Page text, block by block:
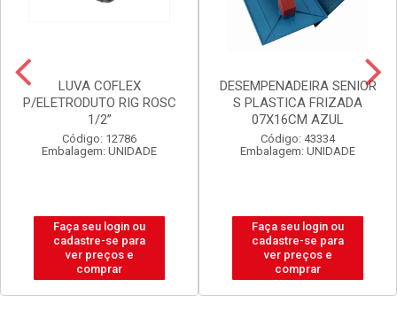
LUVA COFLEX
P/ELETRODUTO RIG ROSC
1/2”
Código: 12786
Embalagem: UNIDADE
Faça seu login ou
cadastre-se para
ver preços e
comprar
DESEMPENADEIRA SENIOR
S PLASTICA FRIZADA
07X16CM AZUL
Código: 43334
Embalagem: UNIDADE
Faça seu login ou
cadastre-se para
ver preços e
comprar